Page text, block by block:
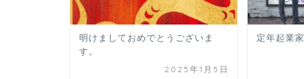
明けましておめでとうございま
す。
2025年1月5日
定年起業